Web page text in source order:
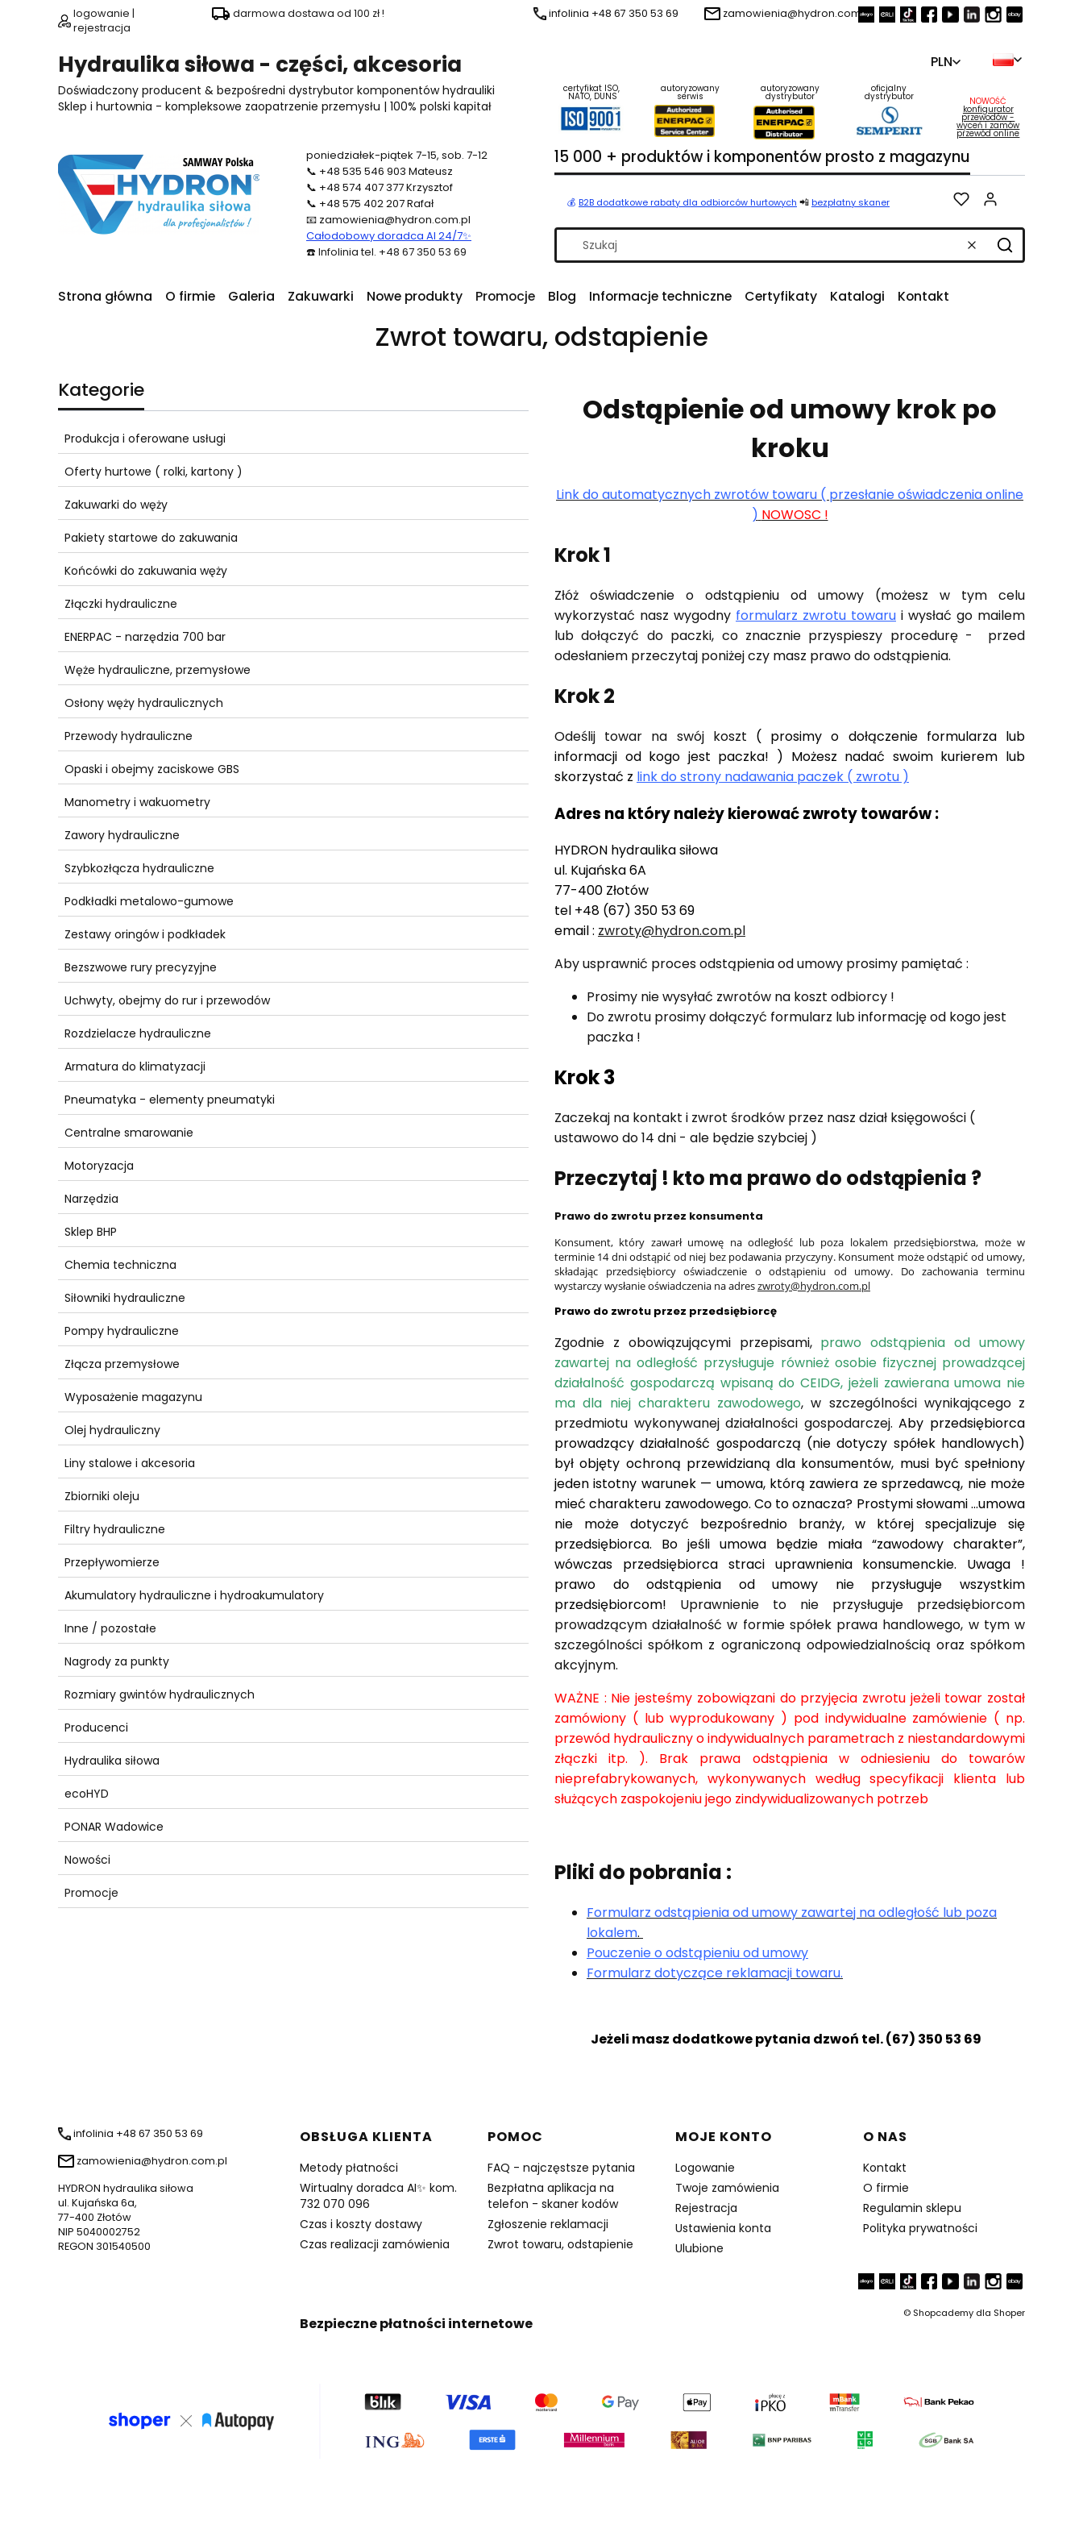
logowanie |
rejestracja
darmowa dostawa od 100 zł ! infolinia +48 67 350 53 69 zamowienia@hydron.com.pl
Hydraulika siłowa - części, akcesoria
Doświadczony producent & bezpośredni dystrybutor komponentów hydrauliki
Sklep i hurtownia - kompleksowe zaopatrzenie przemysłu | 100% polski kapitał
PLN
certyfikat ISO,
NATO, DUNS
autoryzowany
serwis
autoryzowany
dystrybutor
oficjalny
dystrybutor NOWOŚĆ
konfigurator
przewodów -
wyceń i zamów
przewód online
poniedziałek-piątek 7-15, sob. 7-12
📞 +48 535 546 903 Mateusz
📞 +48 574 407 377Krzysztof
📞 +48 575 402 207Rafał
📧 zamowienia@hydron.com.pl
Całodobowy doradca AI 24/7✨
☎️ Infolinia tel. +48 67 350 53 69
15 000 + produktów i komponentów prosto z magazynu
💰 B2B dodatkowe rabaty dla odbiorców hurtowych 📲 bezpłatny skaner
WyczyśćSzukaj
Strona główna O firmie Galeria Zakuwarki Nowe produkty Promocje Blog Informacje techniczne Certyfikaty Katalogi Kontakt
Zwrot towaru, odstapienie
Kategorie
Produkcja i oferowane usługi
Oferty hurtowe ( rolki, kartony )
Zakuwarki do węży
Pakiety startowe do zakuwania
Końcówki do zakuwania węży
Złączki hydrauliczne
ENERPAC - narzędzia 700 bar
Węże hydrauliczne, przemysłowe
Osłony węży hydraulicznych
Przewody hydrauliczne
Opaski i obejmy zaciskowe GBS
Manometry i wakuometry
Zawory hydrauliczne
Szybkozłącza hydrauliczne
Podkładki metalowo-gumowe
Zestawy oringów i podkładek
Bezszwowe rury precyzyjne
Uchwyty, obejmy do rur i przewodów
Rozdzielacze hydrauliczne
Armatura do klimatyzacji
Pneumatyka - elementy pneumatyki
Centralne smarowanie
Motoryzacja
Narzędzia
Sklep BHP
Chemia techniczna
Siłowniki hydrauliczne
Pompy hydrauliczne
Złącza przemysłowe
Wyposażenie magazynu
Olej hydrauliczny
Liny stalowe i akcesoria
Zbiorniki oleju
Filtry hydrauliczne
Przepływomierze
Akumulatory hydrauliczne i hydroakumulatory
Inne / pozostałe
Nagrody za punkty
Rozmiary gwintów hydraulicznych
Producenci
Hydraulika siłowa
ecoHYD
PONAR Wadowice
Nowości
Promocje
Odstąpienie od umowy krok po
kroku
Link do automatycznych zwrotów towaru ( przesłanie oświadczenia online
) NOWOSC !
Krok 1
Złóż oświadczenie o odstąpieniu od umowy (możesz w tym celu
wykorzystać nasz wygodny formularz zwrotu towaru i wysłać go mailem
lub dołączyć do paczki, co znacznie przyspieszy procedurę - przed
odesłaniem przeczytaj poniżej czy masz prawo do odstąpienia.
Krok 2
Odeślij towar na swój koszt ( prosimy o dołączenie formularza lub
informacji od kogo jest paczka! ) Możesz nadać swoim kurierem lub
skorzystać z link do strony nadawania paczek ( zwrotu )
Adres na który należy kierować zwroty towarów :
HYDRON hydraulika siłowa
ul. Kujańska 6A
77-400 Złotów
tel +48 (67) 350 53 69
email : zwroty@hydron.com.pl
Aby usprawnić proces odstąpienia od umowy prosimy pamiętać :
Prosimy nie wysyłać zwrotów na koszt odbiorcy !
Do zwrotu prosimy dołączyć formularz lub informację od kogo jest
paczka !
Krok 3
Zaczekaj na kontakt i zwrot środków przez nasz dział księgowości (
ustawowo do 14 dni - ale będzie szybciej )
Przeczytaj ! kto ma prawo do odstąpienia ?
Prawo do zwrotu przez konsumenta
Konsument, który zawarł umowę na odległość lub poza lokalem przedsiębiorstwa, może w
terminie 14 dni odstąpić od niej bez podawania przyczyny. Konsument może odstąpić od umowy,
składając przedsiębiorcy oświadczenie o odstąpieniu od umowy. Do zachowania terminu
wystarczy wysłanie oświadczenia na adreszwroty@hydron.com.pl
Prawo do zwrotu przez przedsiębiorcę
Zgodnie z obowiązującymi przepisami, prawo odstąpienia od umowy
zawartej na odległość przysługuje również osobie fizycznej prowadzącej
działalność gospodarczą wpisaną do CEIDG, jeżeli zawierana umowa nie
ma dla niej charakteru zawodowego, w szczególności wynikającego z
przedmiotu wykonywanej działalności gospodarczej.Aby przedsiębiorca
prowadzący działalność gospodarczą (nie dotyczy spółek handlowych)
był objęty ochroną przewidzianą dla konsumentów, musi być spełniony
jeden istotny warunek — umowa, którą zawiera ze sprzedawcą, nie może
mieć charakteru zawodowego. Co to oznacza? Prostymi słowami ...umowa
nie może dotyczyć bezpośrednio branży, w której specjalizuje się
przedsiębiorca. Bo jeśli umowa będzie miała “zawodowy charakter”,
wówczas przedsiębiorca straci uprawnienia konsumenckie. Uwaga !
prawo do odstąpienia od umowy nie przysługuje wszystkim
przedsiębiorcom! Uprawnienie to nie przysługuje przedsiębiorcom
prowadzącym działalność w formie spółek prawa handlowego, w tym w
szczególności spółkom z ograniczoną odpowiedzialnością oraz spółkom
akcyjnym.
WAŻNE : Nie jesteśmy zobowiązani do przyjęcia zwrotu jeżeli towar został
zamówiony ( lub wyprodukowany ) pod indywidualne zamówienie ( np.
przewód hydrauliczny o indywidualnych parametrach z niestandardowymi
złączki itp. ). Brak prawa odstąpienia w odniesieniu do towarów
nieprefabrykowanych, wykonywanych według specyfikacji klienta lub
służących zaspokojeniu jego zindywidualizowanych potrzeb
Pliki do pobrania :
Formularz odstąpienia od umowy zawartej na odległość lub poza
lokalem.
Pouczenie o odstąpieniu od umowy
Formularz dotyczące reklamacji towaru.
Jeżeli masz dodatkowe pytania dzwoń tel. (67) 350 53 69
infolinia +48 67 350 53 69
zamowienia@hydron.com.pl
HYDRON hydraulika siłowa
ul. Kujańska 6a,
77-400 Złotów
NIP 5040002752
REGON 301540500
Linki w stopce
OBSŁUGA KLIENTA
Metody płatności
Wirtualny doradca AI✨ kom.
732 070 096
Czas i koszty dostawy
Czas realizacji zamówienia
POMOC
FAQ - najczęstsze pytania
Bezpłatna aplikacja na
telefon - skaner kodów
Zgłoszenie reklamacji
Zwrot towaru, odstapienie
MOJE KONTO
Logowanie
Twoje zamówienia
Rejestracja
Ustawienia konta
Ulubione
O NAS
Kontakt
O firmie
Regulamin sklepu
Polityka prywatności
Bezpieczne płatności internetowe
© Shopcademy dla Shoper